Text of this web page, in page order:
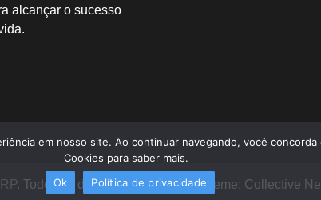
alcançar o sucesso
. Todos os direitos reservados. | Theme: Collective
em nosso site. Ao continuar navegando, você
Cookies para saber mais.
Ok
Política de privacidade